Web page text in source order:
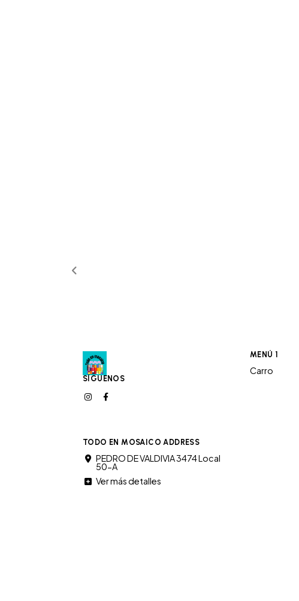
SÍGUENOS
MENÚ 1
Carro
TODO EN MOSAICO ADDRESS
PEDRO DE VALDIVIA 3474 Local
50-A
Ver más detalles